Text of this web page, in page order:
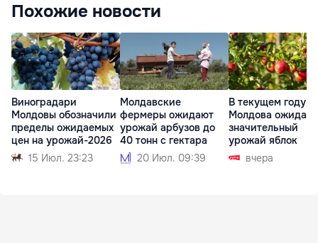
Похожие новости
Виноградари
Молдовы обозначили
пределы ожидаемых
цен на урожай-2026
15 Июл. 23:23
Молдавские
фермеры ожидают
урожай арбузов до
40 тонн с гектара
20 Июл. 09:39
В текущем году
Молдова ожидает
значительный
урожай яблок
вчера